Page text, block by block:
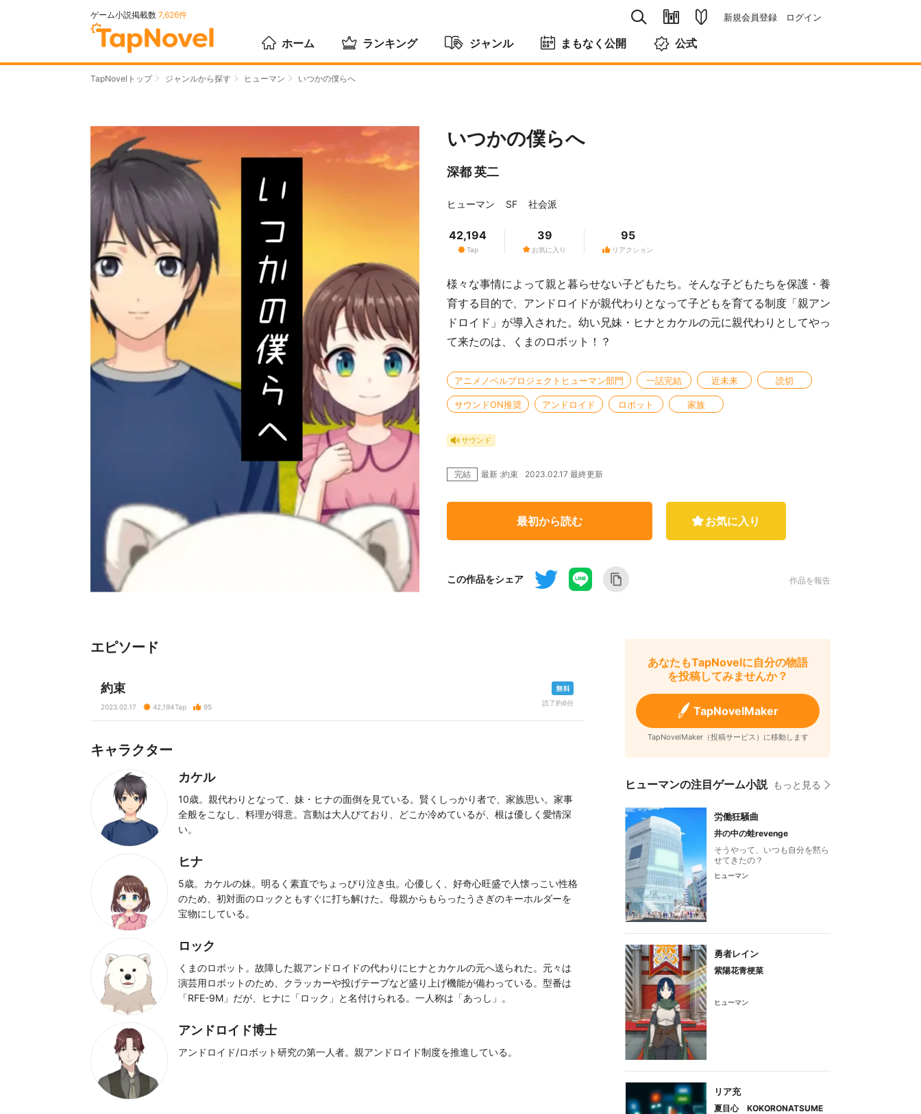
ゲーム小説掲載数 7,626件 新規会員登録 ログイン
ホーム ランキング ジャンル まもなく公開 公式
TapNovelトップ ジャンルから探す ヒューマン いつかの僕らへ
いつかの僕らへ
深都 英二
ヒューマン SF 社会派
Tap
42,194
お気に入り
39
リアクション
95
様々な事情によって親と暮らせない子どもたち。そんな子どもたちを保護・養
育する目的で、アンドロイドが親代わりとなって子どもを育てる制度「親アン
ドロイド」が導入された。幼い兄妹・ヒナとカケルの元に親代わりとしてやっ
て来たのは、くまのロボット！？
アニメノベルプロジェクトヒューマン部門 一話完結 近未来 読切
サウンドON推奨 アンドロイド ロボット 家族
サウンド
完結 最新 :約束 2023.02.17 最終更新
最初から読む お気に入り
この作品をシェア 作品を報告
エピソード
約束
2023.02.17 42,194Tap 95
読了約6分
キャラクター
カケル
10歳。親代わりとなって、妹・ヒナの面倒を見ている。賢くしっかり者で、家族思い。家事
全般をこなし、料理が得意。言動は大人びており、どこか冷めているが、根は優しく愛情深
い。
ヒナ
5歳。カケルの妹。明るく素直でちょっぴり泣き虫。心優しく、好奇心旺盛で人懐っこい性格
のため、初対面のロックともすぐに打ち解けた。母親からもらったうさぎのキーホルダーを
宝物にしている。
ロック
くまのロボット。故障した親アンドロイドの代わりにヒナとカケルの元へ送られた。元々は
演芸用ロボットのため、クラッカーや投げテープなど盛り上げ機能が備わっている。型番は
「RFE-9M」だが、ヒナに「ロック」と名付けられる。一人称は「あっし」。
アンドロイド博士
アンドロイド/ロボット研究の第一人者。親アンドロイド制度を推進している。
あなたもTapNovelに自分の物語
を投稿してみませんか？
TapNovelMaker
TapNovelMaker（投稿サービス）に移動します
ヒューマンの注目ゲーム小説 もっと見る
労働狂騒曲
井の中の蛙revenge
そうやって、いつも自分を黙ら
せてきたの？
ヒューマン
勇者レイン
紫陽花青梗菜
ヒューマン
リア充
夏目心 KOKORONATSUME